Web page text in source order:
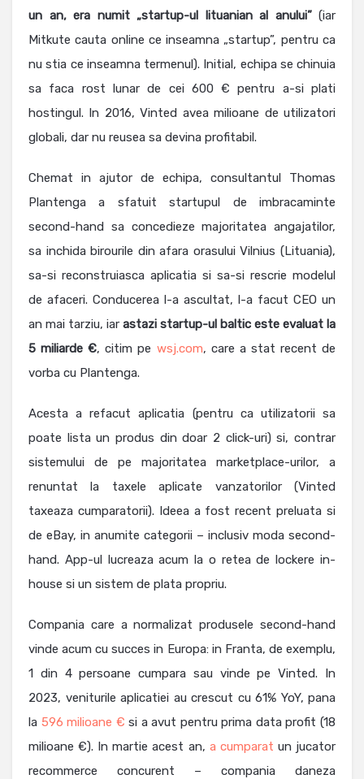
un an, era numit „startup-ul lituanian al anului”(iar
Mitkute cauta online ce inseamna „startup”, pentru ca
nu stia ce inseamna termenul). Initial, echipa se chinuia
sa faca rost lunar de cei 600 € pentru a-si plati
hostingul. In 2016, Vinted avea milioane de utilizatori
globali, dar nu reusea sa devina profitabil.
Chemat in ajutor de echipa, consultantul Thomas
Plantenga a sfatuit startupul de imbracaminte
second-hand sa concedieze majoritatea angajatilor,
sa inchida birourile din afara orasului Vilnius (Lituania),
sa-si reconstruiasca aplicatia si sa-si rescrie modelul
de afaceri. Conducerea l-a ascultat, l-a facut CEO un
an mai tarziu, iar astazi startup-ul baltic este evaluat la
5 miliarde €, citim pe wsj.com, care a stat recent de
vorba cu Plantenga.
Acesta a refacut aplicatia (pentru ca utilizatorii sa
poate lista un produs din doar 2 click-uri) si, contrar
sistemului de pe majoritatea marketplace-urilor, a
renuntat la taxele aplicate vanzatorilor (Vinted
taxeaza cumparatorii). Ideea a fost recent preluata si
de eBay, in anumite categorii – inclusiv moda second-
hand. App-ul lucreaza acum la o retea de lockere in-
house si un sistem de plata propriu.
Compania care a normalizat produsele second-hand
vinde acum cu succes in Europa: in Franta, de exemplu,
1 din 4 persoane cumpara sau vinde pe Vinted. In
2023, veniturile aplicatiei au crescut cu 61% YoY, pana
la 596 milioane € si a avut pentru prima data profit (18
milioane €). In martie acest an, a cumparat un jucator
recommerce concurent – compania daneza